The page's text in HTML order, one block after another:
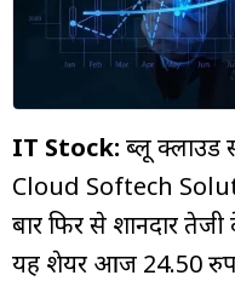
IT Stock: ब्लू क्लाउड
Cloud Softech
बार फिर से शानदार
यह शेयर आज 24.50